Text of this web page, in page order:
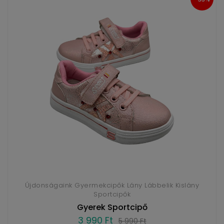
Újdonságaink Gyermekcipők Lány Lábbelik Kislány
Sportcipők
Gyerek Sportcipő
3 990 Ft 5 990 Ft